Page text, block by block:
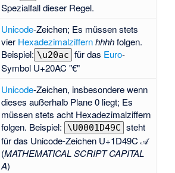
Spezialfall dieser Regel.
Unicode-Zeichen; Es müssen stets
vier Hexadezimalziffernhhhhfolgen.
Beispiel: \u20ac für das Euro-
Symbol U+20AC "€"
Unicode-Zeichen, insbesondere wenn
dieses außerhalb Plane 0 liegt; Es
müssen stets acht Hexadezimalziffern
folgen. Beispiel:
\U0001D49C steht
für das Unicode-Zeichen U+1D49C 𝒜
(MATHEMATICAL SCRIPT CAPITAL
A)